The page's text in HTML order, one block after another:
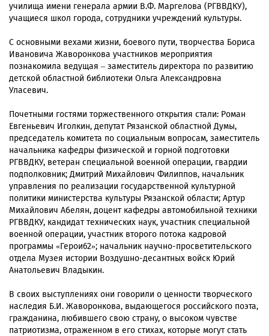
училища имени генерала армии В.Ф. Маргелова (РГВВДКУ),
учащиеся школ города, сотрудники учреждений культуры.
С основными вехами жизни, боевого пути, творчества Бориса
Ивановича Жаворонкова участников мероприятия
познакомила ведущая – заместитель директора по развитию
детской областной библиотеки Ольга Александровна
Уласевич.
Почетными гостями торжественного открытия стали: Роман
Евгеньевич Иголкин, депутат Рязанской областной Думы,
председатель комитета по социальным вопросам, заместитель
начальника кафедры физической и горной подготовки
РГВВДКУ, ветеран специальной военной операции, гвардии
подполковник; Дмитрий Михайлович Филиппов, начальник
управления по реализации государственной культурной
политики министерства культуры Рязанской области; Артур
Михайлович Абелян, доцент кафедры автомобильной техники
РГВВДКУ, кандидат технических наук, участник специальной
военной операции, участник второго потока кадровой
программы «Герои62»; начальник научно-просветительского
отдела Музея истории Воздушно-десантных войск Юрий
Анатольевич Владыкин.
В своих выступлениях они говорили о ценности творческого
наследия Б.И. Жаворонкова, выдающегося российского поэта,
гражданина, любившего свою страну, о высоком чувстве
патриотизма, отраженном в его стихах, которые могут стать